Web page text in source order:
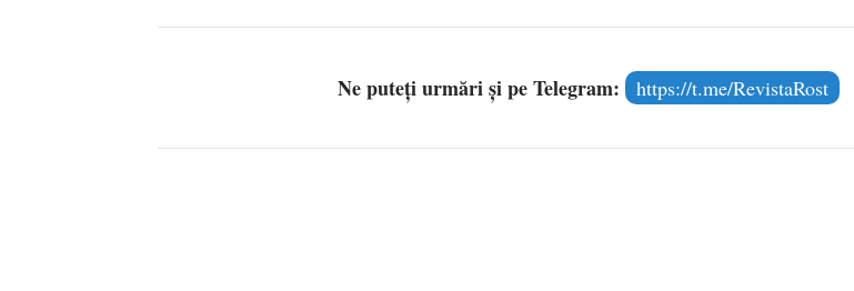
Ne puteți urmări și pe Telegram: https://t.me/RevistaRost